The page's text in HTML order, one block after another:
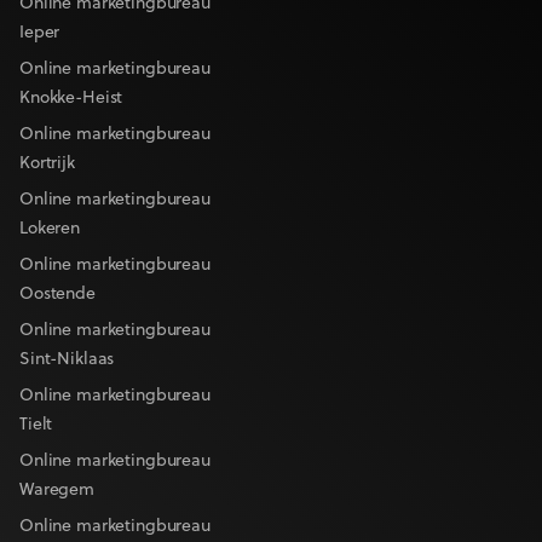
Online marketingbureau
Ieper
Online marketingbureau
Knokke-Heist
Online marketingbureau
Kortrijk
Online marketingbureau
Lokeren
Online marketingbureau
Oostende
Online marketingbureau
Sint-Niklaas
Online marketingbureau
Tielt
Online marketingbureau
Waregem
Online marketingbureau